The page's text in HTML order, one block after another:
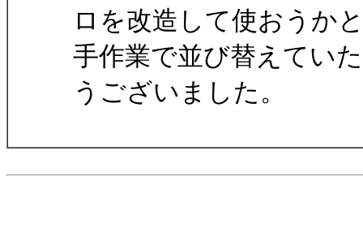
ロを改造して使おうか
手作業で並び替えてい
うございました。